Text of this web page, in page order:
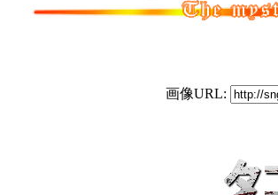
画像URL: